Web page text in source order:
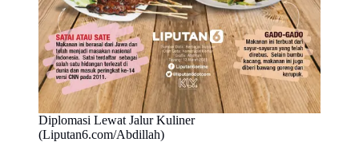
Diplomasi Lewat Jalur Kuliner
(Liputan6.com/Abdillah)